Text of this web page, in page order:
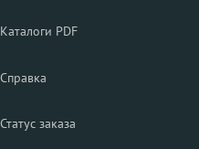
Каталоги PDF
Справка
Статус заказа